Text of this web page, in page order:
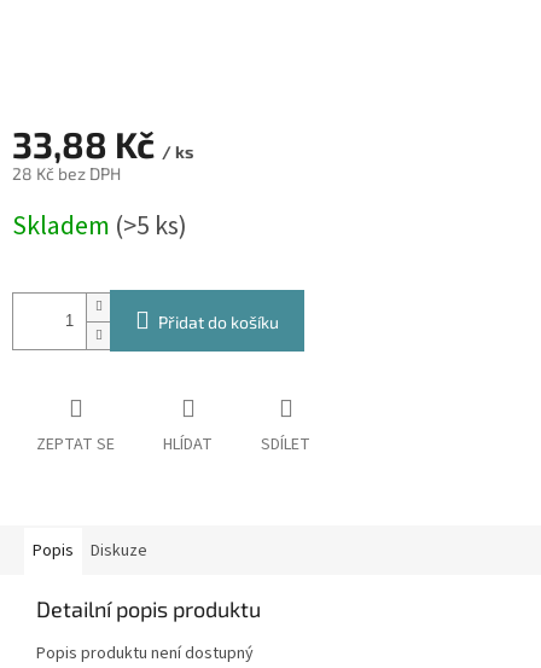
33,88 Kč / ks
28 Kč bez DPH
cena:
Skladem (>5 ks)
Přidat do košíku
ZEPTAT SE HLÍDAT SDÍLET
Popis Diskuze
Detailní popis produktu
Popis produktu není dostupný